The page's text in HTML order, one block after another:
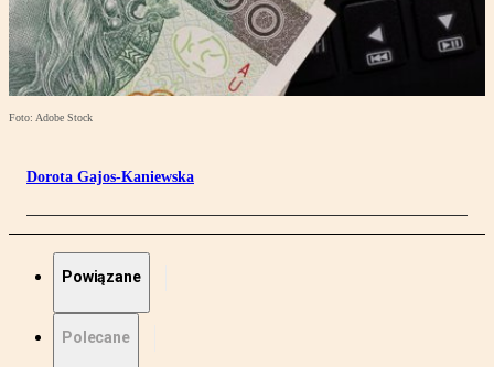
Foto: Adobe Stock
Dorota Gajos-Kaniewska
Powiązane
Polecane